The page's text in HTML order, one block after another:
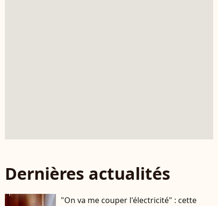
Dernières actualités
"On va me couper l'électricité" : cette